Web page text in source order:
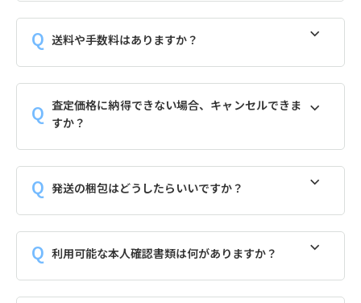
送料や手数料はありますか？
査定価格に納得できない場合、キャンセルできま
すか？
発送の梱包はどうしたらいいですか？
利用可能な本人確認書類は何がありますか？